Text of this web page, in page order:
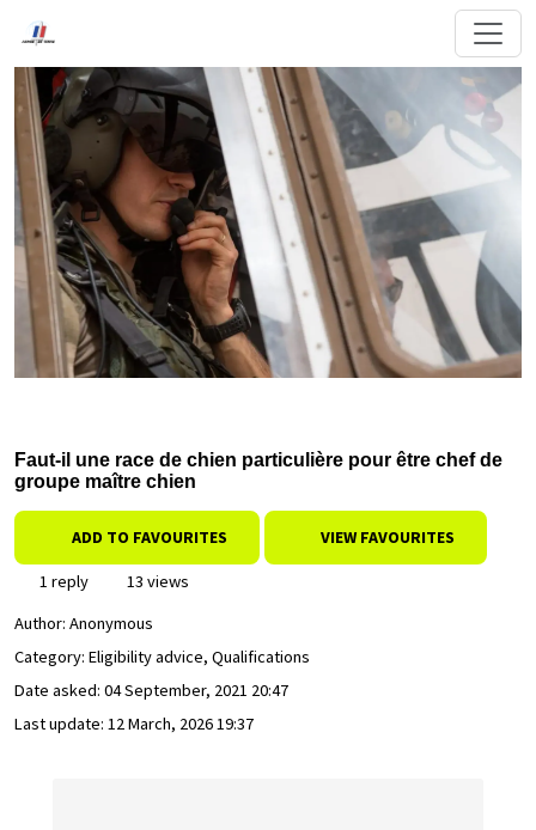
Faut-il une race de chien particulière pour être chef de
groupe maître chien
ADD TO FAVOURITES VIEW FAVOURITES
1 reply
13 views
Author: Anonymous
Category: Eligibility advice, Qualifications
Date asked: 04 September, 2021 20:47
Last update: 12 March, 2026 19:37